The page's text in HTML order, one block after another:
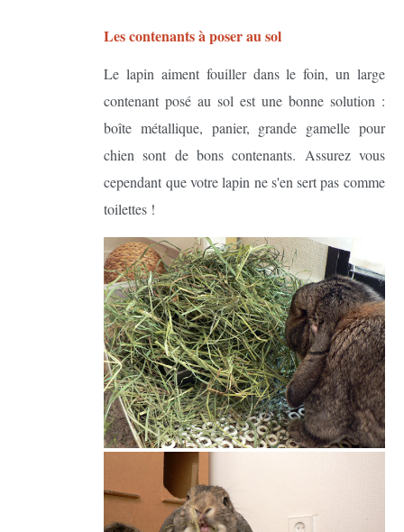
Les contenants à poser au sol
Le lapin aiment fouiller dans le foin, un large
contenant posé au sol est une bonne solution :
boîte métallique, panier, grande gamelle pour
chien sont de bons contenants. Assurez vous
cependant que votre lapin ne s'en sert pas comme
toilettes !